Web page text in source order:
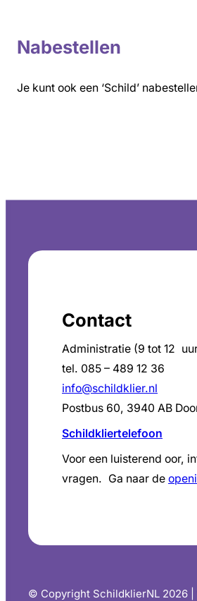
Nabestellen
Je kunt ook een ‘Schild’
Contact
Administratie (9 tot 12
tel. 085 – 489 12 36
info@schildklier.nl
Postbus 60, 3940 AB
Schildkliertelefoon
Voor een luisterend oor,
vragen. Ga naar de
© Copyright SchildklierNL 2026 |